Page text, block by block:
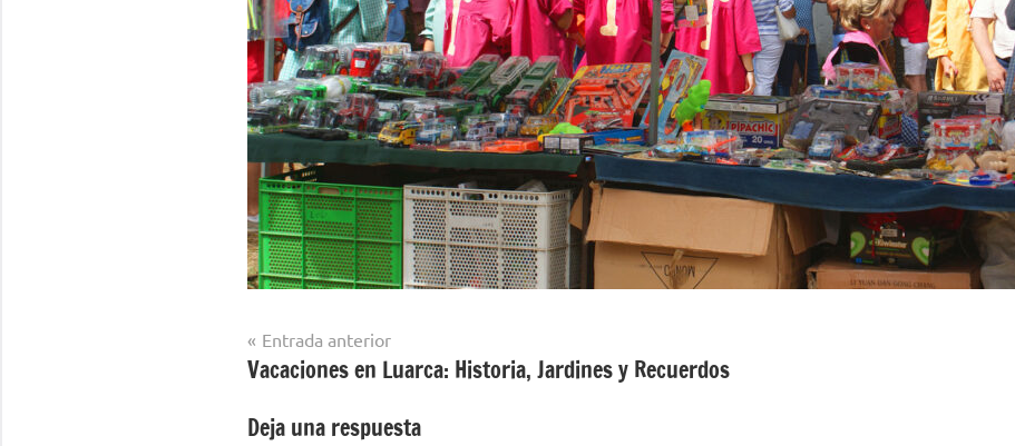
Navegación
de
entradas
Entrada anterior
Vacaciones en Luarca: Historia, Jardines y Recuerdos
Deja una respuesta